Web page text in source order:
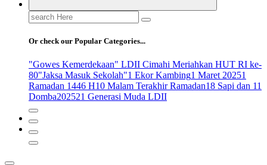
Search
for:
Or check our Popular Categories...
"Gowes Kemerdekaan" LDII Cimahi Meriahkan HUT RI ke-
80"Jaksa Masuk Sekolah"1 Ekor Kambing1 Maret 20251
Ramadan 1446 H10 Malam Terakhir Ramadan18 Sapi dan 11
Domba202521 Generasi Muda LDII